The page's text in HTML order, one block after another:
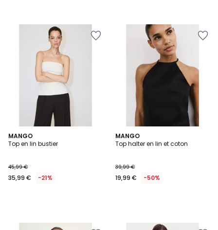
MANGO
Top en lin bustier
45,99 €
35,99 € -21%
MANGO
Top halter en lin et coton
39,99 €
19,99 € -50%